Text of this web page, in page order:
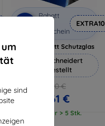
sind
Rabatt
Gutschein
EXTRA10
3mk Pure Matt Schutzglas
Maßgeschneidert
hergestellt
12,90 €
11,61 €
Auf Lager > 5 Stk.